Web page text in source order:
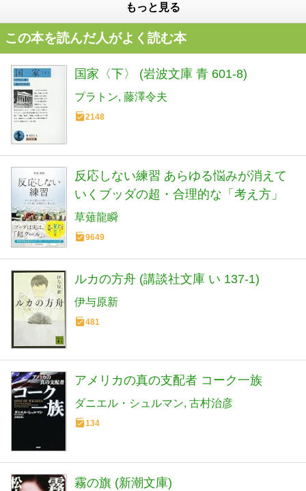
もっと見る
この本を読んだ人がよく読む本
国家〈下〉 (岩波文庫 青 601-8)
プラトン 藤澤令夫
2148
反応しない練習 あらゆる悩みが消えて
いくブッダの超・合理的な「考え方」
草薙龍瞬
9649
ルカの方舟 (講談社文庫 い 137-1)
伊与原新
481
アメリカの真の支配者 コーク一族
ダニエル・シュルマン 古村治彦
134
霧の旗 (新潮文庫)